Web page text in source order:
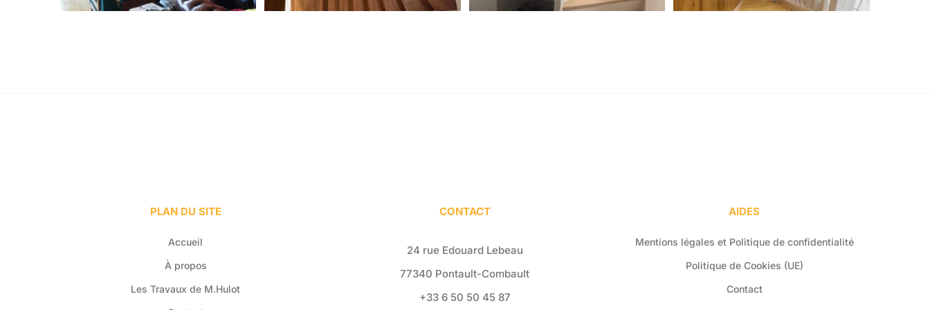
PLAN DU SITE
Accueil
À propos
Les Travaux de M.Hulot
CONTACT
24 rue Edouard Lebeau
77340 Pontault-Combault
+33 6 50 50 45 87
AIDES
Mentions légales et Politique de confidentialité
Politique de Cookies (UE)
Contact